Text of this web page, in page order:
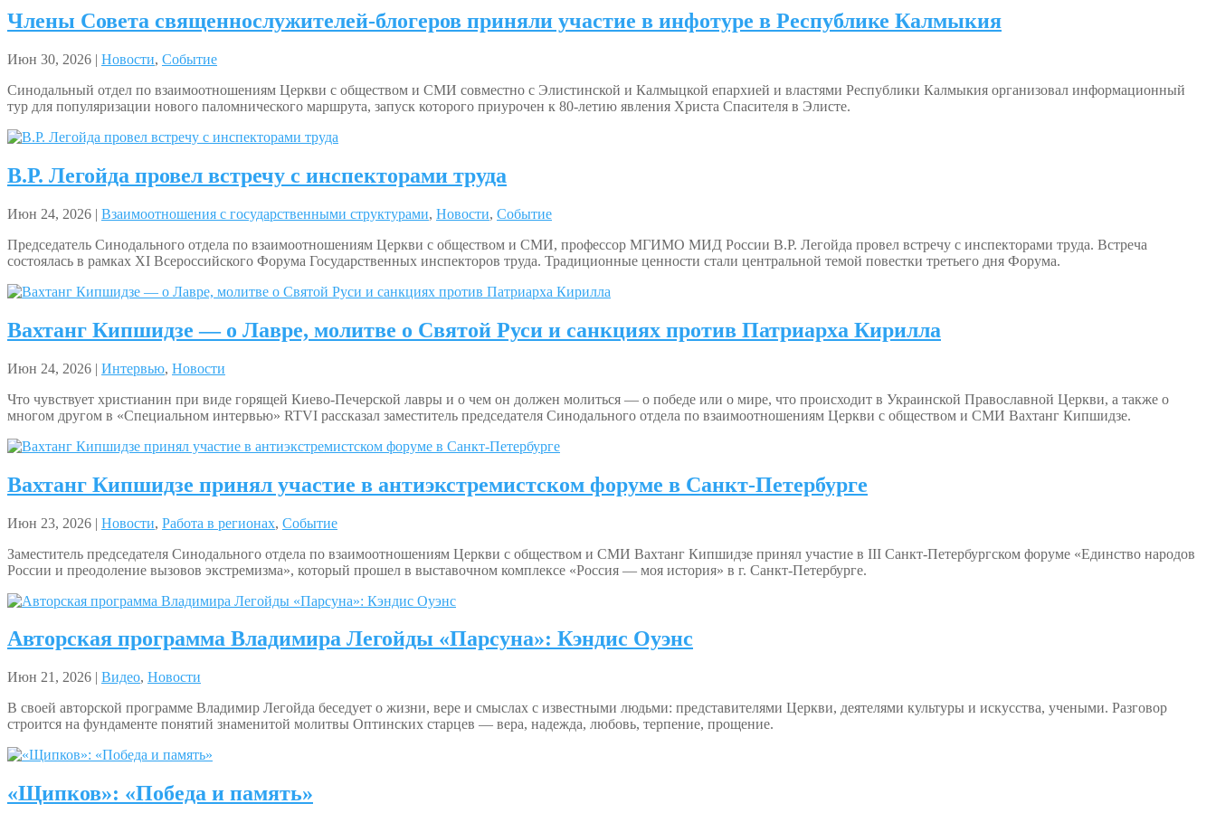
Члены Совета священнослужителей-блогеров приняли участие в инфотуре в Республике Калмыкия
Июн 30, 2026 | Новости, Событие
Синодальный отдел по взаимоотношениям Церкви с обществом и СМИ совместно с Элистинской и Калмыцкой епархией и властями Республики Калмыкия организовал информационный
тур для популяризации нового паломнического маршрута, запуск которого приурочен к 80-летию явления Христа Спасителя в Элисте.
В.Р. Легойда провел встречу с инспекторами труда
Июн 24, 2026 | Взаимоотношения с государственными структурами, Новости, Событие
Председатель Синодального отдела по взаимоотношениям Церкви с обществом и СМИ, профессор МГИМО МИД России В.Р. Легойда провел встречу с инспекторами труда. Встреча
состоялась в рамках XI Всероссийского Форума Государственных инспекторов труда. Традиционные ценности стали центральной темой повестки третьего дня Форума.
Вахтанг Кипшидзе — о Лавре, молитве о Святой Руси и санкциях против Патриарха Кирилла
Июн 24, 2026 | Интервью, Новости
Что чувствует христианин при виде горящей Киево-Печерской лавры и о чем он должен молиться — о победе или о мире, что происходит в Украинской Православной Церкви, а также о
многом другом в «Специальном интервью» RTVI рассказал заместитель председателя Синодального отдела по взаимоотношениям Церкви с обществом и СМИ Вахтанг Кипшидзе.
Вахтанг Кипшидзе принял участие в антиэкстремистском форуме в Санкт-Петербурге
Июн 23, 2026 | Новости, Работа в регионах, Событие
Заместитель председателя Синодального отдела по взаимоотношениям Церкви с обществом и СМИ Вахтанг Кипшидзе принял участие в III Санкт-Петербургском форуме «Единство народов
России и преодоление вызовов экстремизма», который прошел в выставочном комплексе «Россия — моя история» в г. Санкт-Петербурге.
Авторская программа Владимира Легойды «Парсуна»: Кэндис Оуэнс
Июн 21, 2026 | Видео, Новости
В своей авторской программе Владимир Легойда беседует о жизни, вере и смыслах с известными людьми: представителями Церкви, деятелями культуры и искусства, учеными. Разговор
строится на фундаменте понятий знаменитой молитвы Оптинских старцев — вера, надежда, любовь, терпение, прощение.
«Щипков»: «Победа и память»